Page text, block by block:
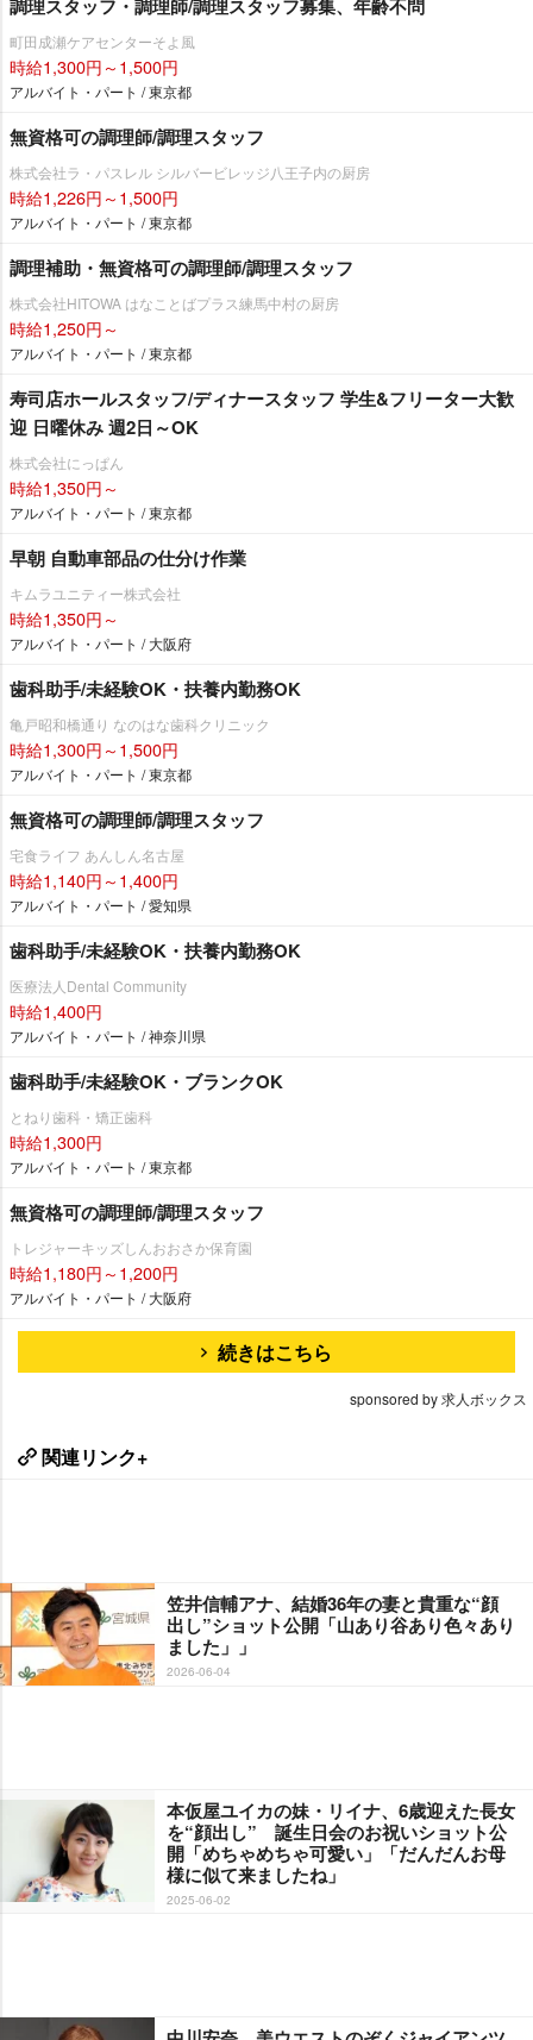
調理スタッフ・調理師/調理スタッフ募集、年齢不問
町田成瀬ケアセンターそよ風
時給1,300円～1,500円
アルバイト・パート / 東京都
無資格可の調理師/調理スタッフ
株式会社ラ・パスレル シルバービレッジ八王子内の厨房
時給1,226円～1,500円
アルバイト・パート / 東京都
調理補助・無資格可の調理師/調理スタッフ
株式会社HITOWA はなことばプラス練馬中村の厨房
時給1,250円～
アルバイト・パート / 東京都
寿司店ホールスタッフ/ディナースタッフ 学生&フリーター大歓
迎 日曜休み 週2日～OK
株式会社にっぱん
時給1,350円～
アルバイト・パート / 東京都
早朝 自動車部品の仕分け作業
キムラユニティー株式会社
時給1,350円～
アルバイト・パート / 大阪府
歯科助手/未経験OK・扶養内勤務OK
亀戸昭和橋通り なのはな歯科クリニック
時給1,300円～1,500円
アルバイト・パート / 東京都
無資格可の調理師/調理スタッフ
宅食ライフ あんしん名古屋
時給1,140円～1,400円
アルバイト・パート / 愛知県
歯科助手/未経験OK・扶養内勤務OK
医療法人Dental Community
時給1,400円
アルバイト・パート / 神奈川県
歯科助手/未経験OK・ブランクOK
とねり歯科・矯正歯科
時給1,300円
アルバイト・パート / 東京都
無資格可の調理師/調理スタッフ
トレジャーキッズしんおおさか保育園
時給1,180円～1,200円
アルバイト・パート / 大阪府
続きはこちら
sponsored by 求人ボックス
関連リンク+
笠井信輔アナ、結婚36年の妻と貴重な“顔
出し”ショット公開「山あり谷あり色々あり
ました」」
2026-06-04
本仮屋ユイカの妹・リイナ、6歳迎えた長女
を“顔出し” 誕生日会のお祝いショット公
開「めちゃめちゃ可愛い」「だんだんお母
様に似て来ましたね」
2025-06-02